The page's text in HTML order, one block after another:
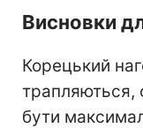
Висновки
Корецький
трапляються,
бути